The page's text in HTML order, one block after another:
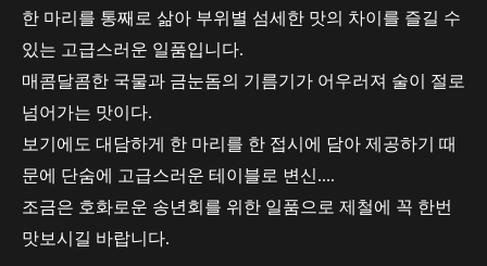
한 마리를 통째로 삶아 부위별 섬세한 맛의 차이를 즐길 수
있는 고급스러운 일품입니다.
매콤달콤한 국물과 금눈돔의 기름기가 어우러져 술이 절로
넘어가는 맛이다.
보기에도 대담하게 한 마리를 한 접시에 담아 제공하기 때
문에 단숨에 고급스러운 테이블로 변신....
조금은 호화로운 송년회를 위한 일품으로 제철에 꼭 한번
맛보시길 바랍니다.